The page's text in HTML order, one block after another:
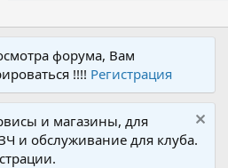
форума, Вам
!!!! Регистрация
и магазины, для
и обслуживание для клуба.